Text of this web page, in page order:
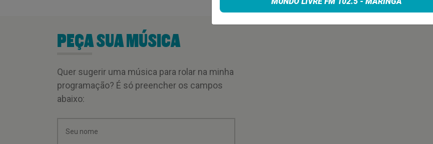
PEÇA SUA MÚSICA
Quer sugerir uma música para rolar na minha
programação? É só preencher os campos
abaixo: